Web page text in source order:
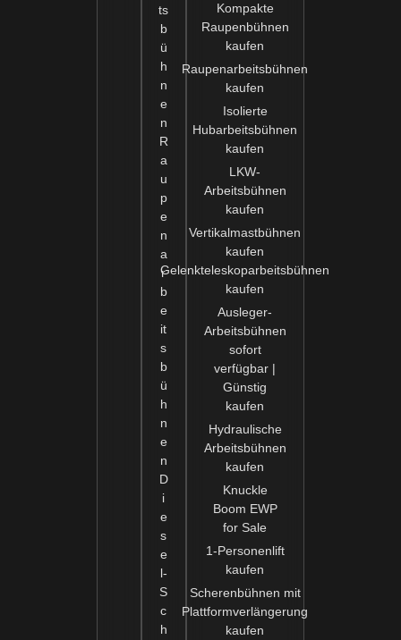
ts
b
ü
h
n
e
n
R
a
u
p
e
n
a
r
b
e
it
s
b
ü
h
n
e
n
D
i
e
s
e
l-
S
c
h
Kompakte
Raupenbühnen
kaufen
Raupenarbeitsbühnen
kaufen
Isolierte
Hubarbeitsbühnen
kaufen
LKW-
Arbeitsbühnen
kaufen
Vertikalmastbühnen
kaufen
Gelenkteleskoparbeitsbühnen
kaufen
Ausleger-
Arbeitsbühnen
sofort
verfügbar |
Günstig
kaufen
Hydraulische
Arbeitsbühnen
kaufen
Knuckle
Boom EWP
for Sale
1-Personenlift
kaufen
Scherenbühnen mit
Plattformverlängerung
kaufen